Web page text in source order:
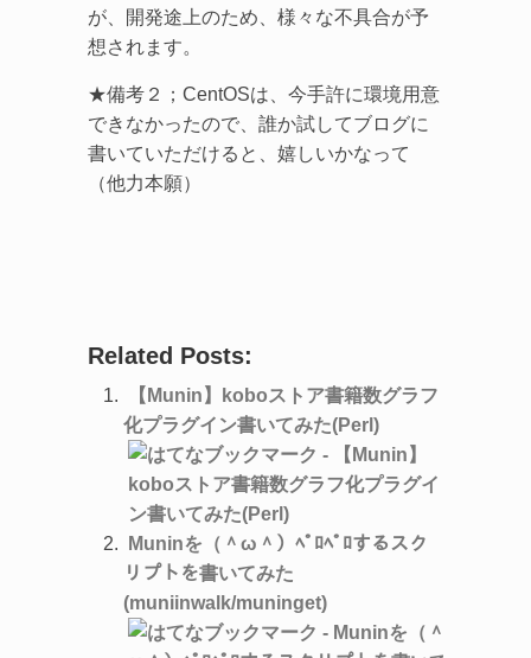
が、開発途上のため、様々な不具合が予
想されます。
★備考２；CentOSは、今手許に環境用意
できなかったので、誰か試してブログに
書いていただけると、嬉しいかなって
（他力本願）
Related Posts:
【Munin】koboストア書籍数グラフ
化プラグイン書いてみた(Perl)
Muninを（＾ω＾）ﾍﾟﾛﾍﾟﾛするスク
リプトを書いてみた
(muniinwalk/muninget)